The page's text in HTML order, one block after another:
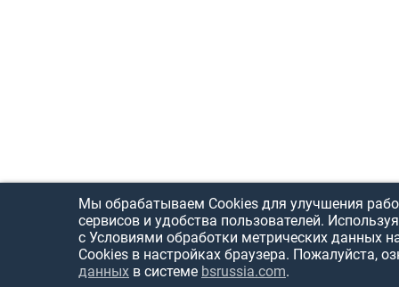
Мы обрабатываем Cookies для улучшения
сервисов и удобства пользователей.
с Условиями обработки метрических данных
Cookies в настройках браузера. Пожалуйста,
данных в системе bsrussia.com.